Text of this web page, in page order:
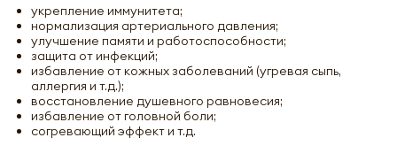
укрепление иммунитета;
нормализация артериального давления;
улучшение памяти и работоспособности;
защита от инфекций;
избавление от кожных заболеваний (угревая сыпь,
аллергия и т.д.);
восстановление душевного равновесия;
избавление от головной боли;
согревающий эффект и т.д.